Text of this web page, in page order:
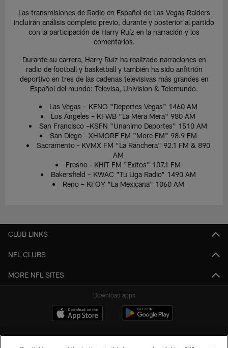
Las transmisiones de Radio en Español de Las Vegas Raiders
incluirán análisis completo previo, durante y posterior al partido
con la participación de Harry Ruíz en la narración y los
comentarios.
Durante su carrera, Harry Ruíz ha realizado narraciones en
radio de football y basketball y también ha sido anfitrión
deportivo en tres de las cadenas televisivas más grandes en
Español del mundo: Televisa, Univision & Telemundo.
Las Vegas – KENO "Deportes Vegas" 1460 AM
Los Angeles – KFWB "La Mera Mera" 980 AM
San Francisco –KSFN "Unanimo Deportes" 1510 AM
San Diego - XHMORE FM "More FM" 98.9 FM
Sacramento - KVMX FM "La Ranchera" 92.1 FM & 890
AM
Fresno - KHIT FM "Exitos" 107.1 FM
Bakersfield – KWAC "Tu Liga Radio" 1490 AM
Reno – KFOY "La Mexicana" 1060 AM
CLUB LINKS
NFL CLUBS
MORE NFL SITES
Download apps